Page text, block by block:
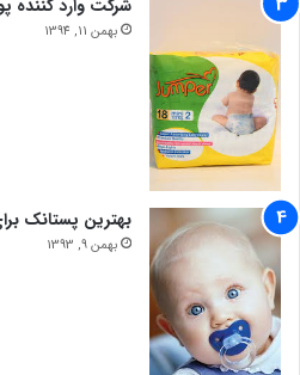
شرکت وارد کننده
بهمن 11, 1394
بهترین پستانک
بهمن 9, 1393